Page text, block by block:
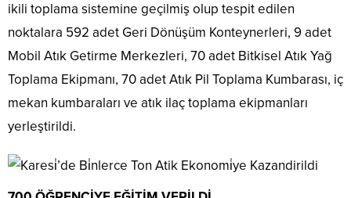
ikili toplama sistemine geçilmiş olup tespit edilen
noktalara 592 adet Geri Dönüşüm Konteynerleri, 9 adet
Mobil Atık Getirme Merkezleri, 70 adet Bitkisel Atık Yağ
Toplama Ekipmanı, 70 adet Atık Pil Toplama Kumbarası, iç
mekan kumbaraları ve atık ilaç toplama ekipmanları
yerleştirildi.